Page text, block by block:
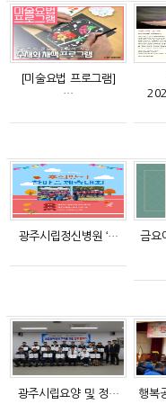
[미술요법 프로그램]
…
광주시립정신병원 ‘…
금요
광주시립요양 및 정… 행복